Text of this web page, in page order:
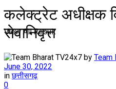
View All Result
कलेक्ट्रेट अधीक्षक
सेवानिवृत्त
by Team
June 30, 2022
in छत्तीसगढ़
0